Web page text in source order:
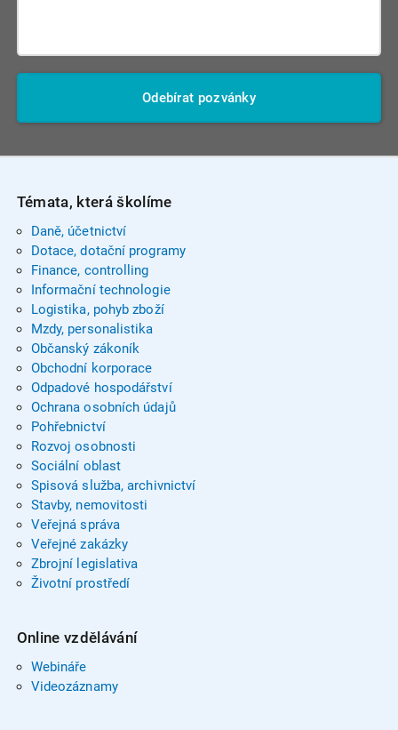
Odebírat pozvánky
Témata, která školíme
Daně, účetnictví
Dotace, dotační programy
Finance, controlling
Informační technologie
Logistika, pohyb zboží
Mzdy, personalistika
Občanský zákoník
Obchodní korporace
Odpadové hospodářství
Ochrana osobních údajů
Pohřebnictví
Rozvoj osobnosti
Sociální oblast
Spisová služba, archivnictví
Stavby, nemovitosti
Veřejná správa
Veřejné zakázky
Zbrojní legislativa
Životní prostředí
Online vzdělávání
Webináře
Videozáznamy